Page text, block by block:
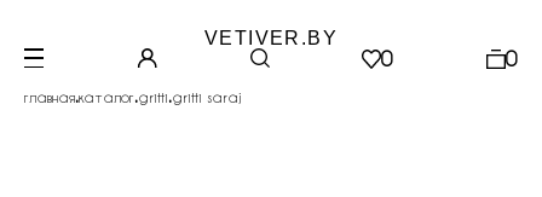
VETIVER.BY
0 0
главная.каталог.gritti.gritti saraj